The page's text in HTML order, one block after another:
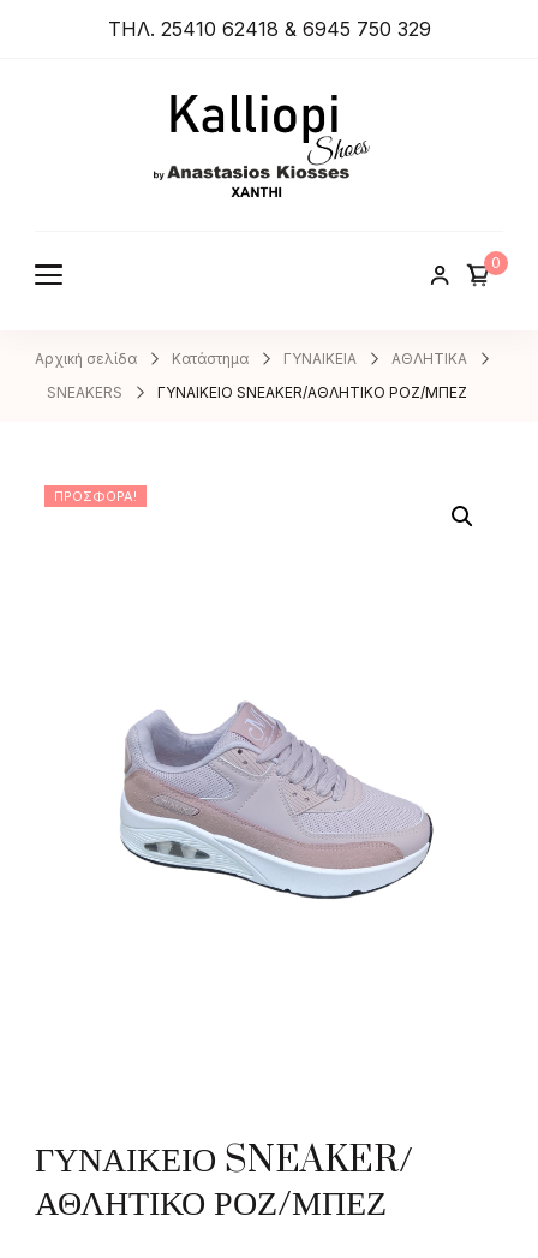
ΤΗΛ. 25410 62418 & 6945 750 329
KIOSSES
0
Αρχική σελίδα Κατάστημα ΓΥΝΑΙΚΕΙΑ
ΑΘΛΗΤΙΚΑ
SNEAKERS
ΓΥΝΑΙΚΕΙΟ SNEAKER/ΑΘΛΗΤΙΚΟ ΡΟΖ/ΜΠΕΖ
ΠΡΟΣΦΟΡΆ!
ΓΥΝΑΙΚΕΙΟ SNEAKER/
ΑΘΛΗΤΙΚΟ ΡΟΖ/ΜΠΕΖ